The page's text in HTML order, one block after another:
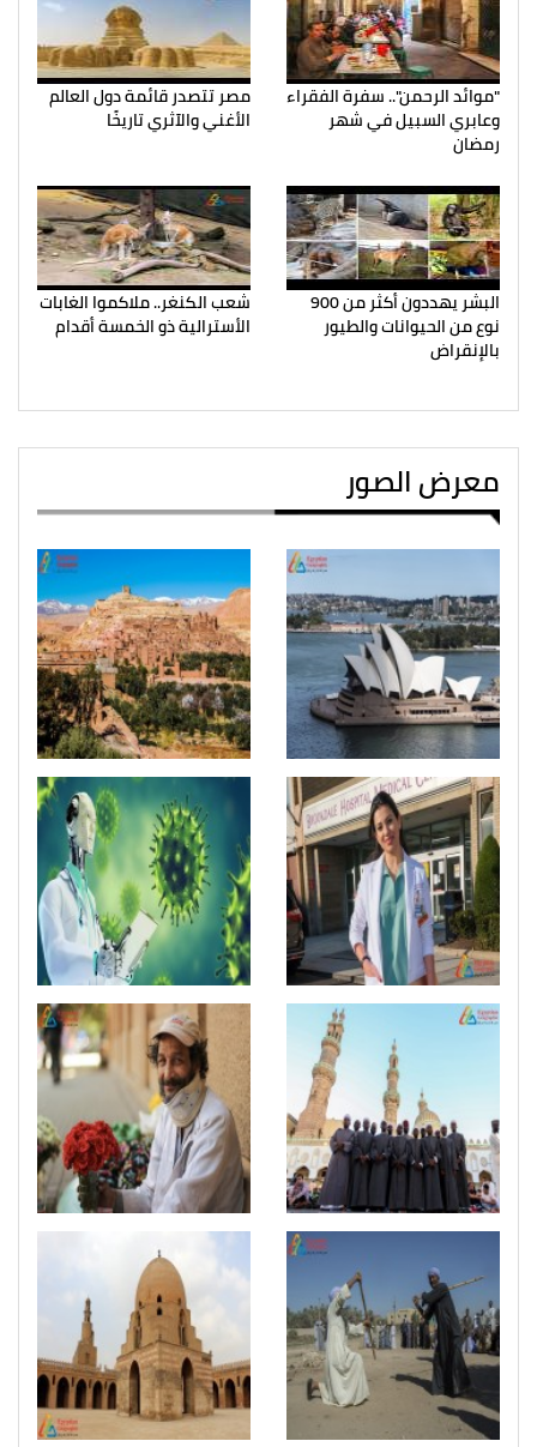
"موائد الرحمن".. سفرة الفقراء
وعابري السبيل في شهر
رمضان
مصر تتصدر قائمة دول العالم
الأغني والآثري تاريخًا
البشر يهددون أكثر من 900
نوع من الحيوانات والطيور
بالإنقراض
شعب الكنغر.. ملاكموا الغابات
الأسترالية ذو الخمسة أقدام
معرض الصور